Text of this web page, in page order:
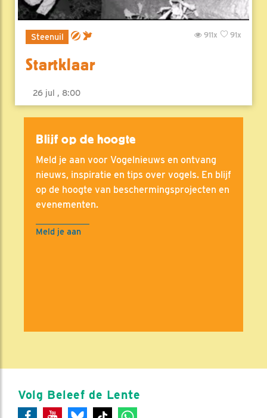
Steenuil 91x
911x
Startklaar
26 jul , 8:00
Blijf op de hoogte
Meld je aan voor Vogelnieuws en ontvang
nieuws, inspiratie en tips over vogels. En blijf
op de hoogte van beschermingsprojecten en
evenementen.
Meld je aan
Volg Beleef de Lente